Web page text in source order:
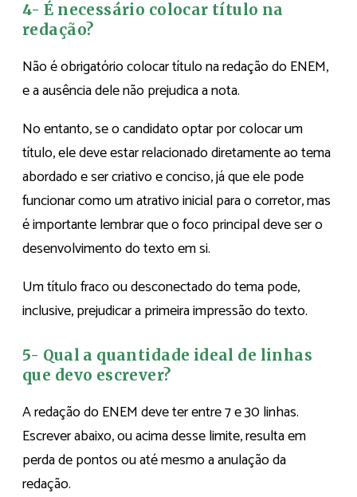
4- É necessário colocar título na
redação?
Não é obrigatório colocar título na redação do ENEM,
e a ausência dele não prejudica a nota.
No entanto, se o candidato optar por colocar um
título, ele deve estar relacionado diretamente ao tema
abordado e ser criativo e conciso, já que ele pode
funcionar como um atrativo inicial para o corretor, mas
é importante lembrar que o foco principal deve ser o
desenvolvimento do texto em si.
Um título fraco ou desconectado do tema pode,
inclusive, prejudicar a primeira impressão do texto.
5- Qual a quantidade ideal de linhas
que devo escrever?
A redação do ENEM deve ter entre 7 e 30 linhas.
Escrever abaixo, ou acima desse limite, resulta em
perda de pontos ou até mesmo a anulação da
redação.